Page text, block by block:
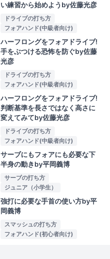
い練習から始めようby佐藤光彦
ドライブの打ち方
フォアハンド(中級者向け)
ハーフロングをフォアドライブ!
手をぶつける恐怖を防ぐby佐藤
光彦
ドライブの打ち方
フォアハンド(中級者向け)
ハーフロングをフォアドライブ!
判断基準を長さではなく高さに
変えてみてby佐藤光彦
ドライブの打ち方
フォアハンド(中級者向け)
サーブにもフォアにも必要な下
半身の動きby平岡義博
サーブの打ち方
ジュニア（小学生）
強打に必要な手首の使い方by平
岡義博
スマッシュの打ち方
フォアハンド(初心者向け)